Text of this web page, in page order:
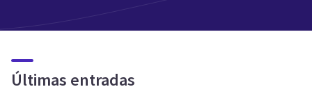
Últimas entradas